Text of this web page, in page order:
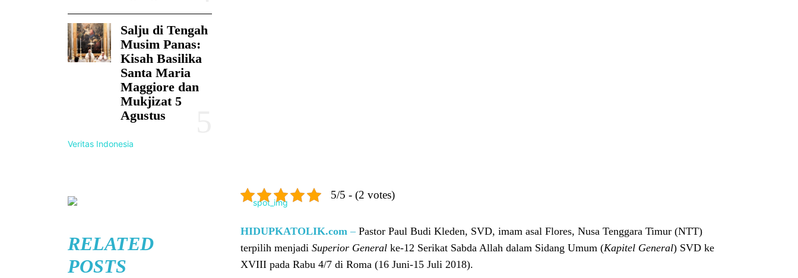
Salju di Tengah
Musim Panas:
Kisah Basilika
Santa Maria
Maggiore dan
Mukjizat 5
Agustus
Veritas Indonesia
RELATED
POSTS
5/5 - (2 votes)
HIDUPKATOLIK.com – Pastor Paul Budi Kleden, SVD, imam asal Flores, Nusa Tenggara Timur (NTT)
terpilih menjadi Superior General ke-12 Serikat Sabda Allah dalam Sidang Umum (Kapitel General) SVD ke
XVIII pada Rabu 4/7 di Roma (16 Juni-15 Juli 2018).